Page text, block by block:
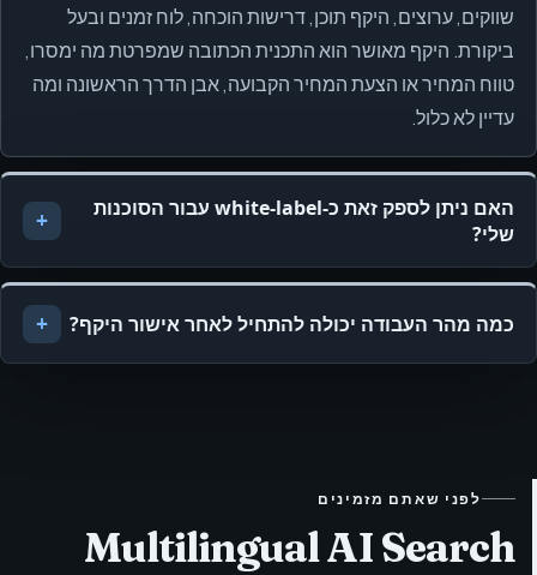
שווקים, ערוצים, היקף תוכן, דרישות הוכחה, לוח זמנים ובעל
ביקורת. היקף מאושר הוא התכנית הכתובה שמפרטת מה ימסרו,
טווח המחיר או הצעת המחיר הקבועה, אבן הדרך הראשונה ומה
עדיין לא כלול.
האם ניתן לספק זאת כ‑white-label עבור הסוכנות
שלי?
כמה מהר העבודה יכולה להתחיל לאחר אישור היקף?
לפני שאתם מזמינים
Multilingual AI Search